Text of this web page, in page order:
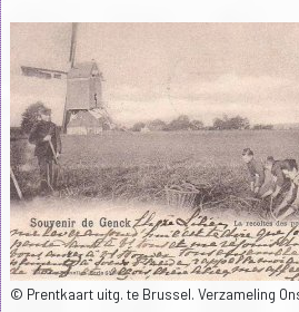
© Prentkaart uitg. te Brussel. Verzameling